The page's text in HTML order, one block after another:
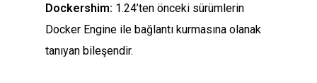
Dockershim: 1.24’ten önceki sürümlerin
Docker Engine ile bağlantı kurmasına olanak
tanıyan bileşendir.